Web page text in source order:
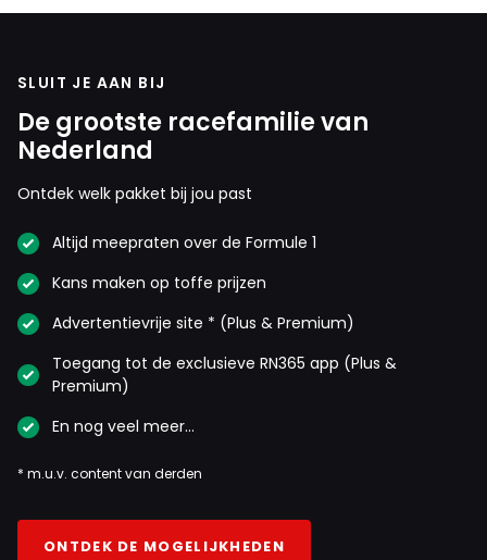
SLUIT JE AAN BIJ
De grootste racefamilie van
Nederland
Ontdek welk pakket bij jou past
Altijd meepraten over de Formule 1
Kans maken op toffe prijzen
Advertentievrije site * (Plus & Premium)
Toegang tot de exclusieve RN365 app (Plus &
Premium)
En nog veel meer…
* m.u.v. content van derden
ONTDEK DE MOGELIJKHEDEN